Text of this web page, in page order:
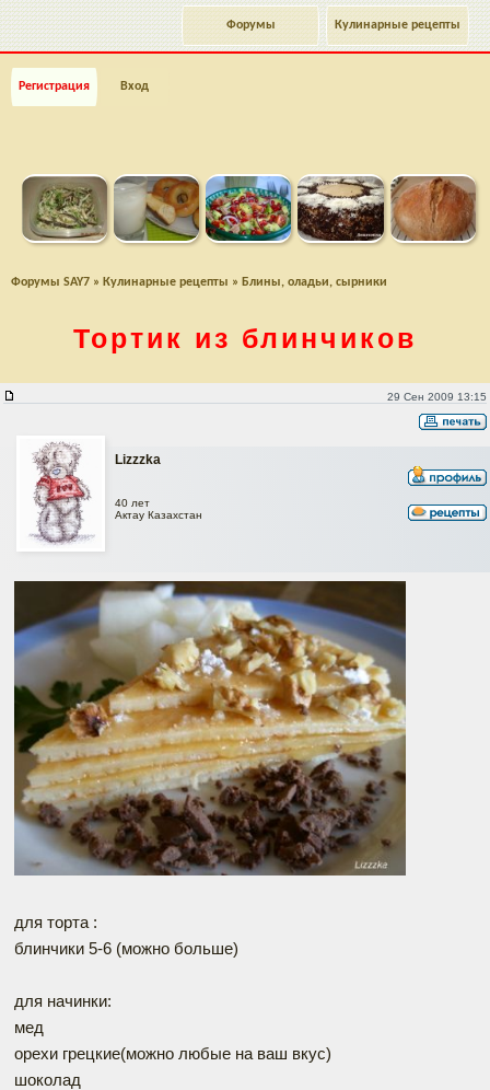
Кулинарные рецепты
Форумы
Регистрация Вход
Форумы SAY7 » Кулинарные рецепты » Блины, оладьи, сырники
Тортик из блинчиков
29 Сен 2009 13:15
Lizzzka
40 лет
Актау Казахстан
для торта :
блинчики 5-6 (можно больше)
для начинки:
мед
орехи грецкие(можно любые на ваш вкус)
шоколад